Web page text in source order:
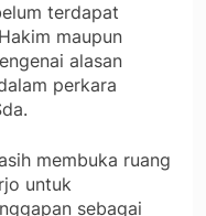
terdapat
maupun
alasan
perkara
membuka ruang
untuk
sebagai